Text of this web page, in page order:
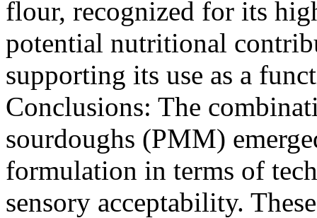
flour, recognized for its
potential nutritional
supporting its use as a
Conclusions: The
sourdoughs (PMM)
formulation in terms of
sensory acceptability.